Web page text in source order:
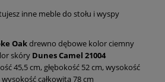
inne meble do stołu i wyspy
Oakdrewno dębowe kolor ciemny
skóry Dunes Camel 21004
45,5 cm, głębokość 52 cm, wysokość
całkowita 78 cm